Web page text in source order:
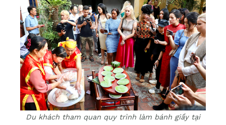
Du khách tham quan quy trình làm bánh giầy tại